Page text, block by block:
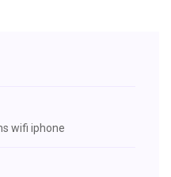
wifi iphone